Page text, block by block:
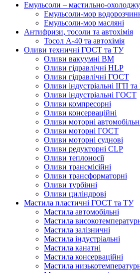
Емульсоли – мастильно-
Емульсоли-мор
Емульсоли-мор масляні
Антифризи, тосоли та автохімія
Тосол А-40 та автохімія
Оливи техничні ГОСТ та ТУ
Оливи вакуумні ВМ
Оливи гідравлічні HLP
Оливи гідравлічні ГОСТ
Оливи індустріальні ІГП
Оливи індустріальні ГОСТ
Оливи компресорні
Оливи консерваційні
Оливи моторні
Оливи моторні ГОСТ
Оливи моторні суднові
Оливи редукторні CLP
Оливи теплоносії
Оливи трансмісійні
Оливи трансформаторні
Оливи турбінні
Оливи циліндрові
Мастила пластичні ГОСТ та ТУ
Мастила автомобільні
Мастила
Мастила залізничні
Мастила індустріальні
Мастила канатні
Мастила консерваційні
Мастила